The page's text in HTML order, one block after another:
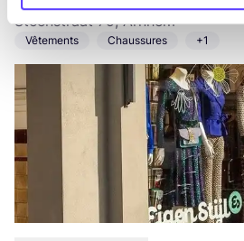
Steenstraat 75, Arnhem
Vêtements Chaussures +1